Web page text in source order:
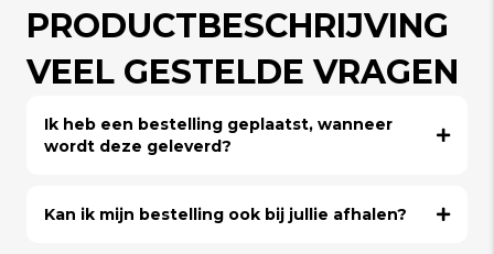
PRODUCTBESCHRIJVING
VEEL GESTELDE VRAGEN
Ik heb een bestelling geplaatst, wanneer
wordt deze geleverd?
Kan ik mijn bestelling ook bij jullie afhalen?